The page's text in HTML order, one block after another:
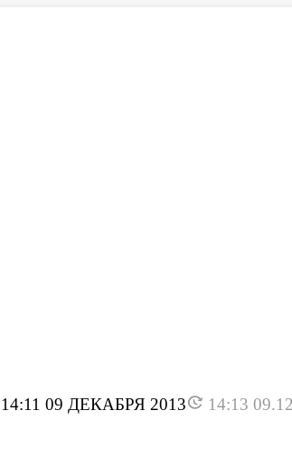
14:11 09 ДЕКАБРЯ 2013 14:13